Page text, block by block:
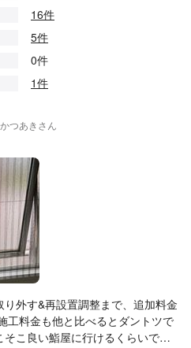
16件
5件
0件
1件
つあきさん
外す&再設置調整まで、追加料金
工料金も他と比べるとダントツで
こ良い鮨屋に行けるくらいで